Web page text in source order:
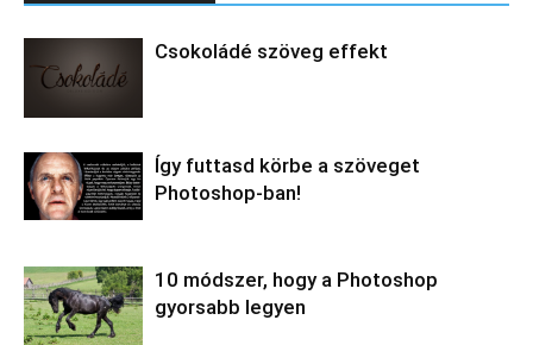
Csokoládé szöveg effekt
Így futtasd körbe a szöveget
Photoshop-ban!
10 módszer, hogy a Photoshop
gyorsabb legyen